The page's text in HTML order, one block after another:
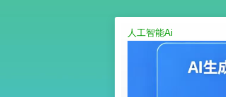
人工智能Ai